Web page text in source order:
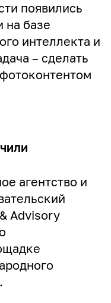
появились
на базе
интеллекта и
– сделать
агентство и
Advisory